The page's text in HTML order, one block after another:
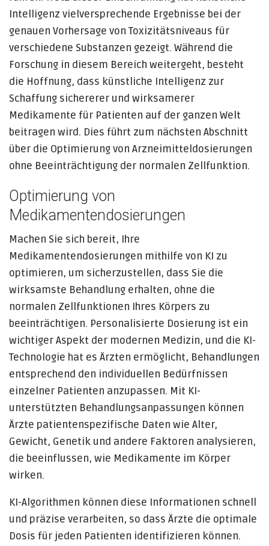
Intelligenz vielversprechende Ergebnisse bei der
genauen Vorhersage von Toxizitätsniveaus für
verschiedene Substanzen gezeigt. Während die
Forschung in diesem Bereich weitergeht, besteht
die Hoffnung, dass künstliche Intelligenz zur
Schaffung sichererer und wirksamerer
Medikamente für Patienten auf der ganzen Welt
beitragen wird. Dies führt zum nächsten Abschnitt
über die Optimierung von Arzneimitteldosierungen
ohne Beeinträchtigung der normalen Zellfunktion.
Optimierung von
Medikamentendosierungen
Machen Sie sich bereit, Ihre
Medikamentendosierungen mithilfe von KI zu
optimieren, um sicherzustellen, dass Sie die
wirksamste Behandlung erhalten, ohne die
normalen Zellfunktionen Ihres Körpers zu
beeinträchtigen. Personalisierte Dosierung ist ein
wichtiger Aspekt der modernen Medizin, und die KI-
Technologie hat es Ärzten ermöglicht, Behandlungen
entsprechend den individuellen Bedürfnissen
einzelner Patienten anzupassen. Mit KI-
unterstützten Behandlungsanpassungen können
Ärzte patientenspezifische Daten wie Alter,
Gewicht, Genetik und andere Faktoren analysieren,
die beeinflussen, wie Medikamente im Körper
wirken.
KI-Algorithmen können diese Informationen schnell
und präzise verarbeiten, so dass Ärzte die optimale
Dosis für jeden Patienten identifizieren können.